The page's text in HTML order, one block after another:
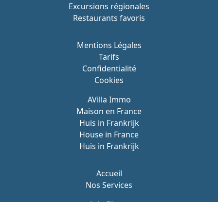
Mentions Légales
Tarifs
Confidentialité
Cookies
AVilla Immo
Maison en France
Huis in Frankrijk
House in France
Huis in Frankrijk
Accueil
Nos Services
Excursions régionales
Restaurants favoris